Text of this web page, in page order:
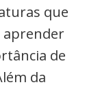
que
aprender
de
da